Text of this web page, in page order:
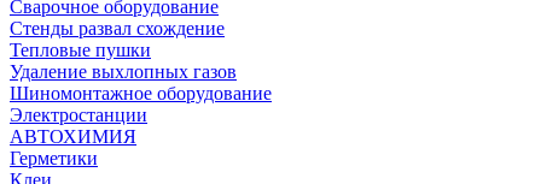
Сварочное оборудование
Стенды развал схождение
Тепловые пушки
Удаление выхлопных газов
Шиномонтажное оборудование
Электростанции
АВТОХИМИЯ
Герметики
Клеи